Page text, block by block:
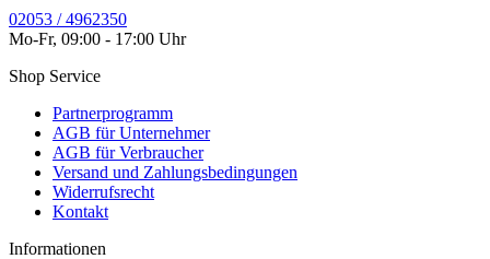
02053 / 4962350
Mo-Fr, 09:00 - 17:00 Uhr
Shop Service
Partnerprogramm
AGB für Unternehmer
AGB für Verbraucher
Versand und Zahlungsbedingungen
Widerrufsrecht
Kontakt
Informationen